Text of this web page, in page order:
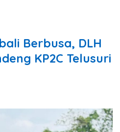
Berbusa, DLH
KP2C Telusuri